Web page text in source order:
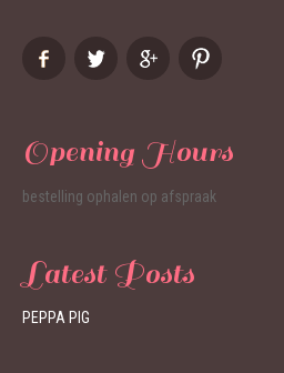
Opening Hours
bestelling ophalen op afspraak
Latest Posts
PEPPA PIG